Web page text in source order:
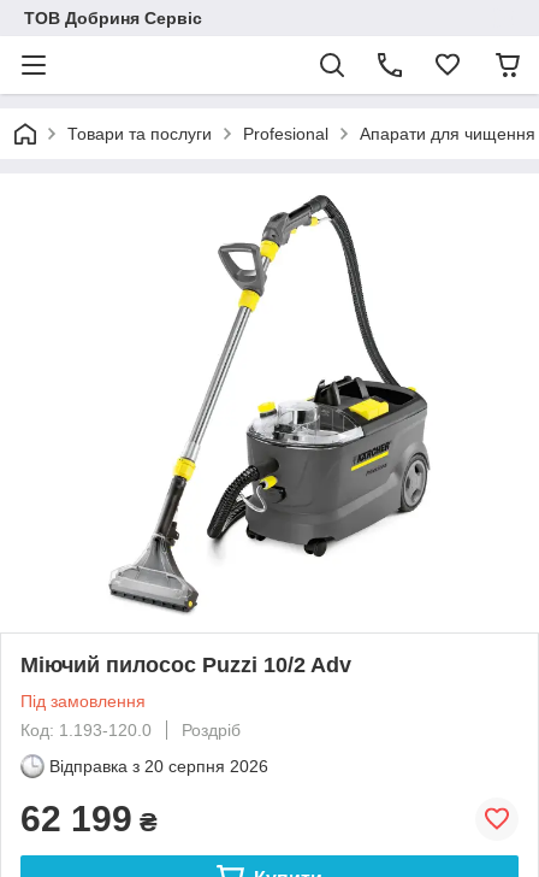
ТОВ Добриня Сервіс
Товари та послуги Profesional Апарати для чищення
Міючий пилосос Puzzi 10/2 Adv
Під замовлення
Код: 1.193-120.0
Роздріб
Відправка з 20 серпня 2026
62 199 ₴